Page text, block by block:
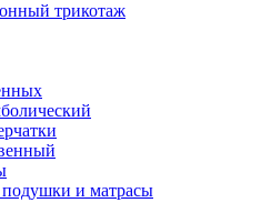
трикотаж
и матрасы